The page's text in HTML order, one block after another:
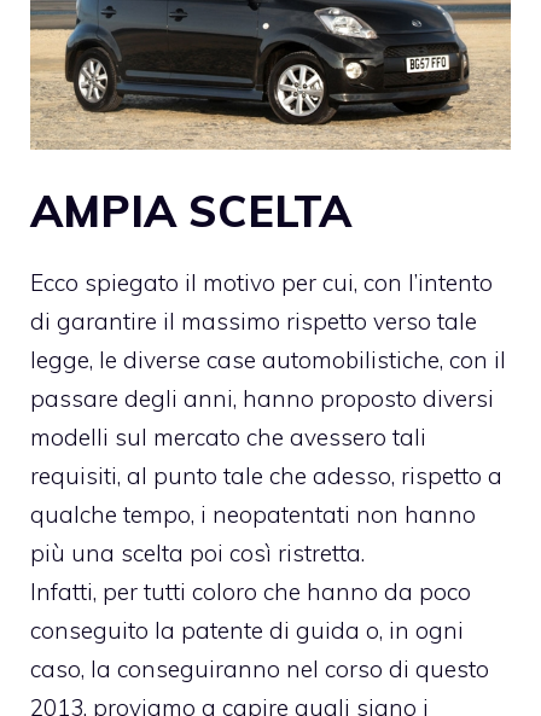
AMPIA SCELTA
Ecco spiegato il motivo per cui, con l’intento
di garantire il massimo rispetto verso tale
legge, le diverse case automobilistiche, con il
passare degli anni, hanno proposto diversi
modelli sul mercato che avessero tali
requisiti, al punto tale che adesso, rispetto a
qualche tempo, i neopatentati non hanno
più una scelta poi così ristretta.
Infatti, per tutti coloro che hanno da poco
conseguito la patente di guida o, in ogni
caso, la conseguiranno nel corso di questo
2013, proviamo a capire quali siano i